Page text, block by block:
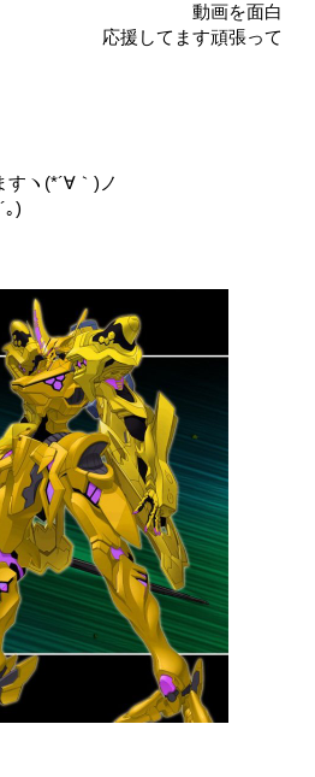
ん。 動画を面白
応援してます頑張って
すヽ(*´∀｀)ノ
｡)